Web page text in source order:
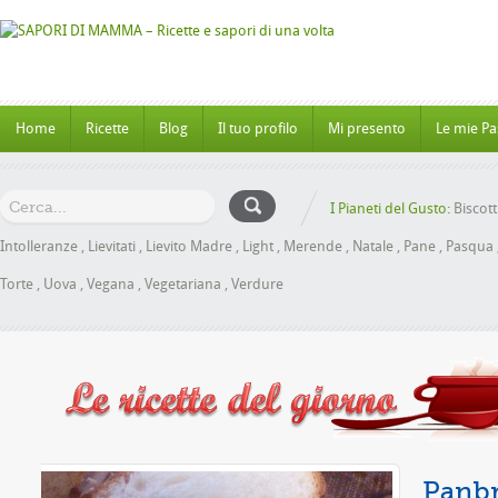
Home Ricette Blog Il tuo profilo Mi presento Le mie
I Pianeti del Gusto:
Intolleranze , Lievitati , Lievito Madre , Light , Merende , Natale , Pane , Pasqua
Torte , Uova , Vegana , Vegetariana , Verdure
senza